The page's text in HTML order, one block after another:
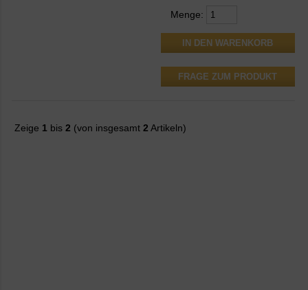
Menge:
FRAGE ZUM PRODUKT
Zeige 1 bis 2 (von insgesamt 2 Artikeln)